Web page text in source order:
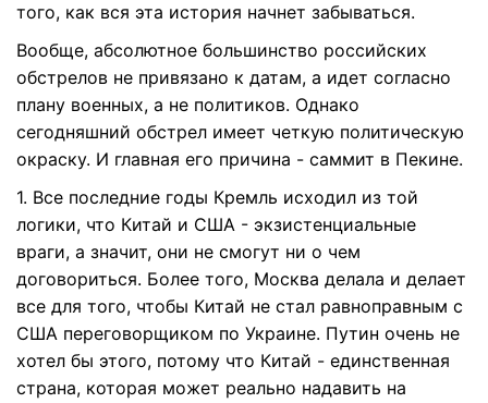
того, как вся эта история начнет забываться.
Вообще, абсолютное большинство российских
обстрелов не привязано к датам, а идет согласно
плану военных, а не политиков. Однако
сегодняшний обстрел имеет четкую политическую
окраску. И главная его причина - саммит в Пекине.
1. Все последние годы Кремль исходил из той
логики, что Китай и США - экзистенциальные
враги, а значит, они не смогут ни о чем
договориться. Более того, Москва делала и делает
все для того, чтобы Китай не стал равноправным с
США переговорщиком по Украине. Путин очень не
хотел бы этого, потому что Китай - единственная
страна, которая может реально надавить на